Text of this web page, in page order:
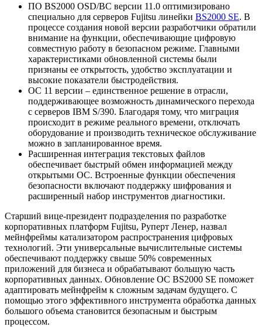
ПО BS2000 OSD/BC версии 11.0 оптимизировано
специально для серверов Fujitsu линейки BS2000 SE. В
процессе создания новой версии разработчики обратили
внимание на функции, обеспечивающие цифровую
совместную работу в безопасном режиме. Главными
характеристиками обновленной системы были
признаны ее открытость, удобство эксплуатации и
высокие показатели быстродействия.
ОС 11 версии – единственное решение в отрасли,
поддерживающее возможность динамического перехода
с серверов IBM S/390. Благодаря тому, что миграция
происходит в режиме реального времени, отключать
оборудование и производить техническое обслуживание
можно в запланированное время.
Расширенная интеграция текстовых файлов
обеспечивает быстрый обмен информацией между
открытыми ОС. Встроенные функции обеспечения
безопасности включают поддержку шифрования и
расширенный набор инструментов диагностики.
Старший вице-президент подразделения по разработке
корпоративных платформ Fujitsu, Руперт Ленер, назвал
мейнфреймы катализатором распространения цифровых
технологий. Эти универсальные вычислительные системы
обеспечивают поддержку свыше 50% современных
приложений для бизнеса и обрабатывают большую часть
корпоративных данных. Обновление ОС BS2000 SE поможет
адаптировать мейнфрейм к сложным задачам будущего. С
помощью этого эффективного инструмента обработка данных
большого объема становится безопасным и быстрым
процессом.